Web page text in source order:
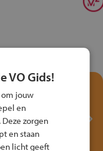
met het
Verkeersspel
fiets!
VO Gids!
jouw
en
zorgen
en staan
licht geeft